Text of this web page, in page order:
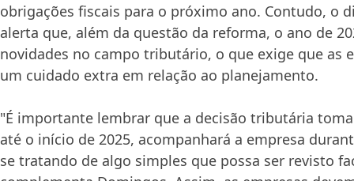
obrigações fiscais para o próximo ano. Contudo, o
alerta que, além da questão da reforma, o ano de
novidades no campo tributário, o que exige que as
um cuidado extra em relação ao planejamento.
"É importante lembrar que a decisão tributária
até o início de 2025, acompanhará a empresa
se tratando de algo simples que possa ser revisto